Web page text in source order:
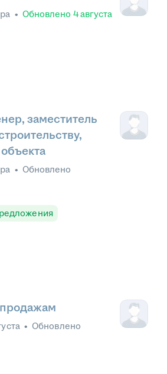
• Обновлено 4 августа
заместитель
• Обновлено
• Обновлено